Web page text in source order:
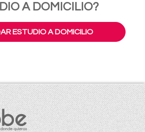
A DOMICILIO?
ESTUDIO A DOMICILIO